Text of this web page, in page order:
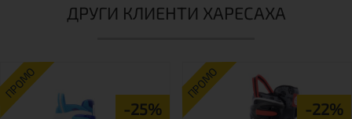
ДРУГИ КЛИЕНТИ ХАРЕСАХА
ПРОМО
-25%
ПРОМО
-22%